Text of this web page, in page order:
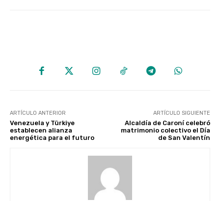
ARTÍCULO ANTERIOR
Venezuela y Türkiye
establecen alianza
energética para el futuro
ARTÍCULO SIGUIENTE
Alcaldía de Caroní celebró
matrimonio colectivo el Día
de San Valentín